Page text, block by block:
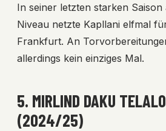
In seiner letzten starken
Niveau netzte Kapllani elfmal
Frankfurt. An
allerdings kein einziges Mal.
5. MIRLIND DAKU
(2024/25)